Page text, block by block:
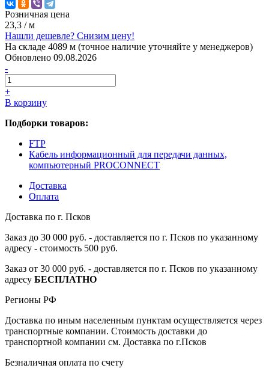
Розничная цена
23,3 / м
Нашли дешевле? Снизим цену!
На складе 4089 м (точное наличие уточняйте у менеджеров)
Обновлено 09.08.2026
-
+
В корзину
Подборки товаров:
FTP
Кабель информационный для передачи данных,
компьютерный PROCONNECT
Доставка
Оплата
Доставка по г. Псков
Заказ до 30 000 руб. - доставляется по г. Псков по указанному
адресу - стоимость 500 руб.
Заказ от 30 000 руб. - доставляется по г. Псков по указанному
адресу БЕСПЛАТНО
Регионы РФ
Доставка по иным населенным пунктам осуществляется через
транспортные компании. Стоимость доставки до
транспортной компании см. Доставка по г.Псков
Безналичная оплата по счету